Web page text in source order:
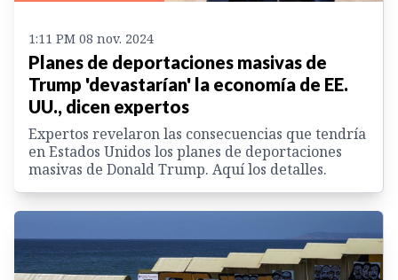
1:11 PM 08 nov. 2024
Planes de deportaciones masivas de
Trump 'devastarían' la economía de EE.
UU., dicen expertos
Expertos revelaron las consecuencias que tendría
en Estados Unidos los planes de deportaciones
masivas de Donald Trump. Aquí los detalles.